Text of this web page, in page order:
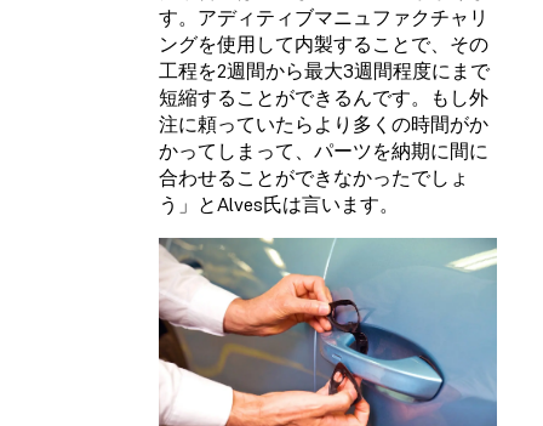
す。アディティブマニュファクチャリ
ングを使用して内製することで、その
工程を2週間から最大3週間程度にまで
短縮することができるんです。もし外
注に頼っていたらより多くの時間がか
かってしまって、パーツを納期に間に
合わせることができなかったでしょ
う」とAlves氏は言います。